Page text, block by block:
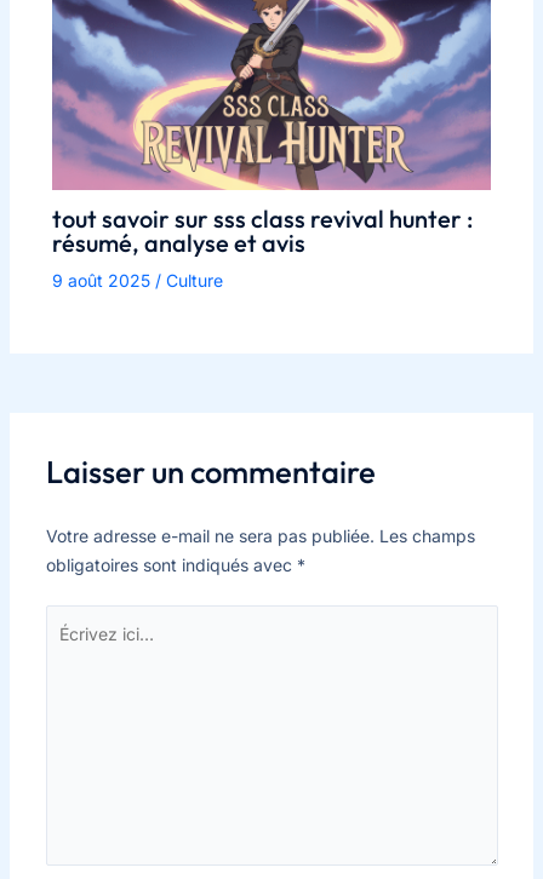
tout savoir sur sss class revival hunter :
résumé, analyse et avis
9 août 2025 / Culture
Laisser un commentaire
Votre adresse e-mail ne sera pas publiée. Les champs
obligatoires sont indiqués avec *
ici…